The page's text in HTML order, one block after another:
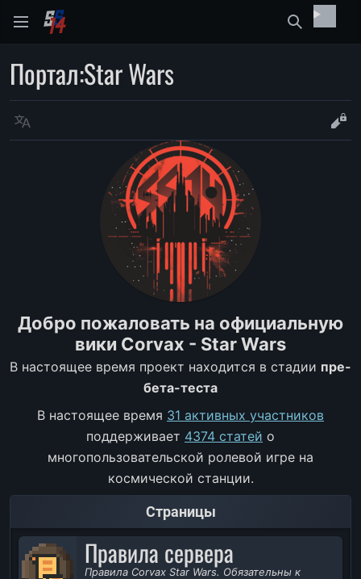
Найти
Портал:Star Wars
Язык
Добро пожаловать на официальную
вики Corvax - Star Wars
В настоящее время проект находится в стадии пре-
бета-теста
В настоящее время 31 активных участников
поддерживает 4374 статей о
многопользовательской ролевой игре на
космической станции.
Страницы
Правила сервера
Правила Corvax Star Wars. Обязательны к